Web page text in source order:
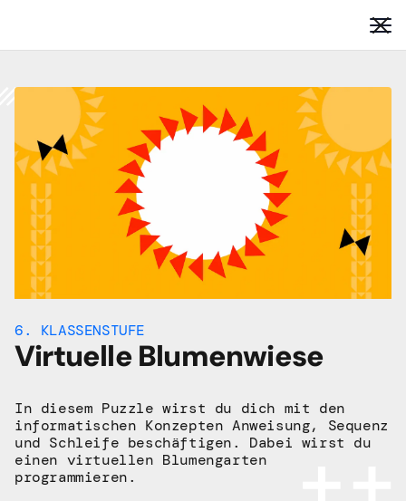
6. KLASSENSTUFE
Virtuelle Blumenwiese
In diesem Puzzle wirst du dich mit den
informatischen Konzepten Anweisung, Sequenz
und Schleife beschäftigen. Dabei wirst du
einen virtuellen Blumengarten
programmieren.